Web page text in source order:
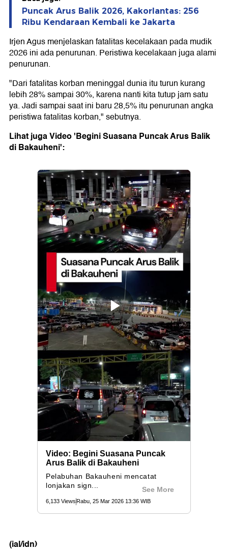
Puncak Arus Balik 2026, Kakorlantas: 256
Ribu Kendaraan Kembali ke Jakarta
Irjen Agus menjelaskan fatalitas kecelakaan pada mudik
2026 ini ada penurunan. Peristiwa kecelakaan juga alami
penurunan.
"Dari fatalitas korban meninggal dunia itu turun kurang
lebih 28% sampai 30%, karena nanti kita tutup jam satu
ya. Jadi sampai saat ini baru 28,5% itu penurunan angka
peristiwa fatalitas korban," sebutnya.
Lihat juga Video 'Begini Suasana Puncak Arus Balik
di Bakauheni':
(ial/idn)